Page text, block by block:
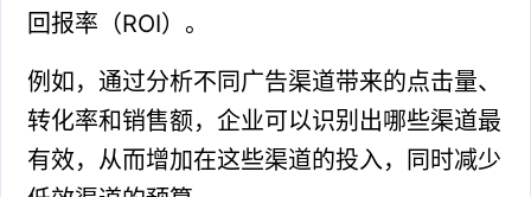
回报率（ROI）。
例如，通过分析不同广告渠道带来的点击量、
转化率和销售额，企业可以识别出哪些渠道最
有效，从而增加在这些渠道的投入，同时减少